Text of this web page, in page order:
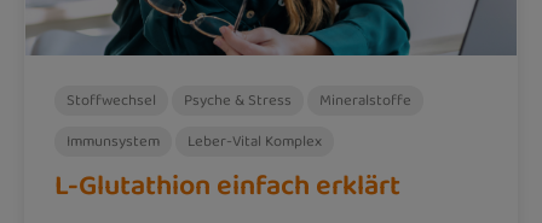
Stoffwechsel Psyche & Stress
Mineralstoffe
Immunsystem
Leber-Vital Komplex
L-Glutathion einfach erklärt